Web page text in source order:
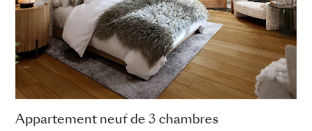
Appartement neuf de 3 chambres